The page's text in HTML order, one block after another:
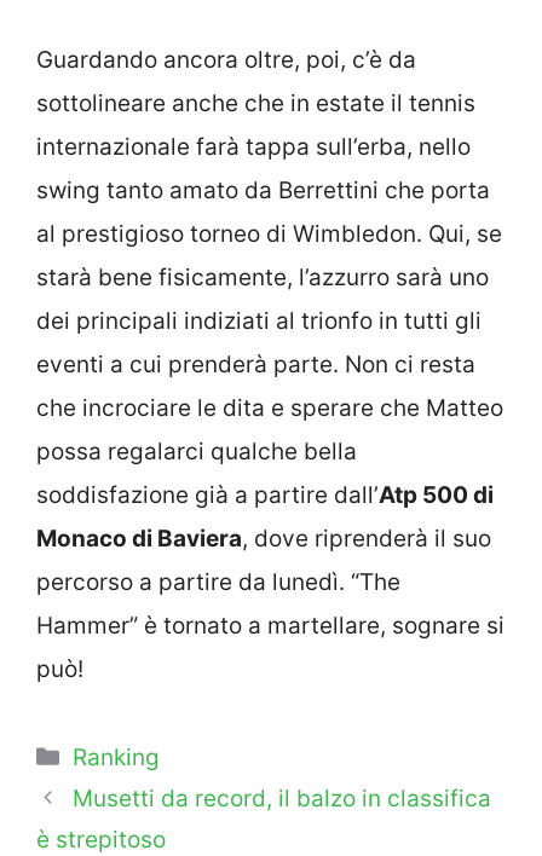
Guardando ancora oltre, poi, c’è da
sottolineare anche che in estate il tennis
internazionale farà tappa sull’erba, nello
swing tanto amato da Berrettini che porta
al prestigioso torneo di Wimbledon. Qui, se
starà bene fisicamente, l’azzurro sarà uno
dei principali indiziati al trionfo in tutti gli
eventi a cui prenderà parte. Non ci resta
che incrociare le dita e sperare che Matteo
possa regalarci qualche bella
soddisfazione già a partire dall’Atp 500 di
Monaco di Baviera, dove riprenderà il suo
percorso a partire da lunedì. “The
Hammer” è tornato a martellare, sognare si
può!
Categorie
Ranking
Musetti da record, il balzo in classifica
è strepitoso